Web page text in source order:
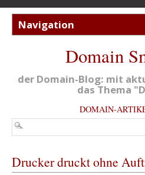
Domain
der Domain-Blog: mit
das Thema
DOMAIN-
Drucker druckt ohne